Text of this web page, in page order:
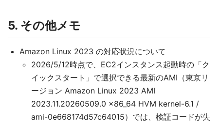
5. その他メモ
Amazon Linux 2023 の対応状況について
2026/5/12時点で、EC2インスタンス起動時の「ク
イックスタート」で選択できる最新のAMI（東京リ
ージョン Amazon Linux 2023 AMI
2023.11.20260509.0 x86_64 HVM kernel-6.1 /
ami-0e668174d57c64015）では、検証コードが失